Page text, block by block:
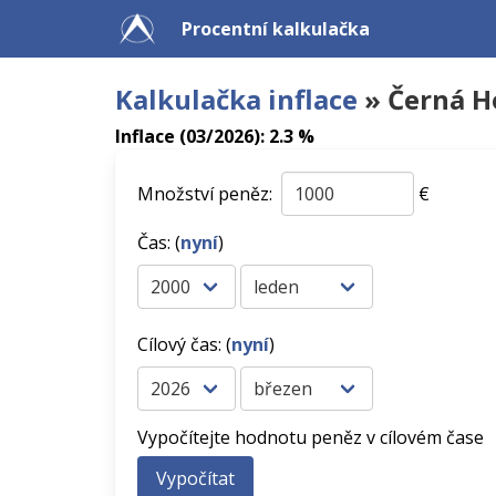
Procentní kalkulačka
Kalkulačka inflace » Černá
Inflace (03/2026): 2.3 %
Množství peněz:
€
Čas: (nyní)
Cílový čas: (nyní)
Vypočítejte hodnotu peněz v cílovém čase